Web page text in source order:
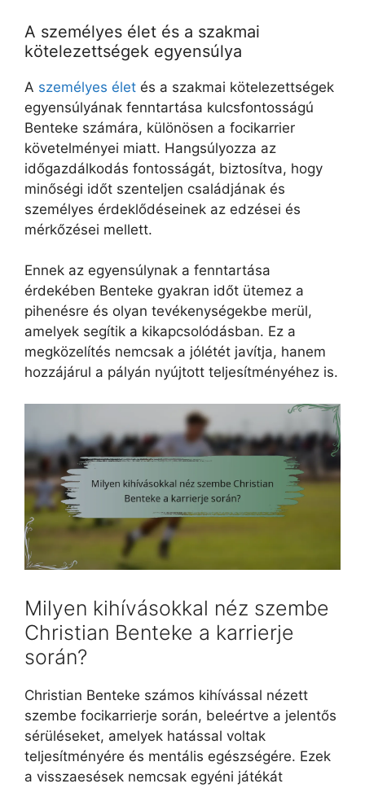
A személyes élet és a szakmai
kötelezettségek egyensúlya
A személyes élet és a szakmai kötelezettségek
egyensúlyának fenntartása kulcsfontosságú
Benteke számára, különösen a focikarrier
követelményei miatt. Hangsúlyozza az
időgazdálkodás fontosságát, biztosítva, hogy
minőségi időt szenteljen családjának és
személyes érdeklődéseinek az edzései és
mérkőzései mellett.
Ennek az egyensúlynak a fenntartása
érdekében Benteke gyakran időt ütemez a
pihenésre és olyan tevékenységekbe merül,
amelyek segítik a kikapcsolódásban. Ez a
megközelítés nemcsak a jólétét javítja, hanem
hozzájárul a pályán nyújtott teljesítményéhez is.
Milyen kihívásokkal néz szembe
Christian Benteke a karrierje
során?
Christian Benteke számos kihívással nézett
szembe focikarrierje során, beleértve a jelentős
sérüléseket, amelyek hatással voltak
teljesítményére és mentális egészségére. Ezek
a visszaesések nemcsak egyéni játékát